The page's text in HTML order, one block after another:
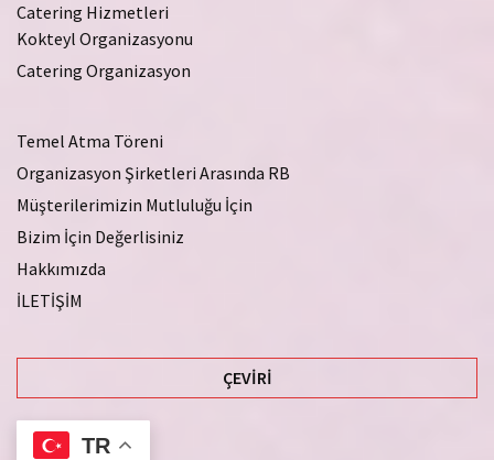
Catering Hizmetleri
Kokteyl Organizasyonu
Catering Organizasyon
Temel Atma Töreni
Organizasyon Şirketleri Arasında RB
Müşterilerimizin Mutluluğu İçin
Bizim İçin Değerlisiniz
Hakkımızda
İLETİŞİM
ÇEVIRI
TR